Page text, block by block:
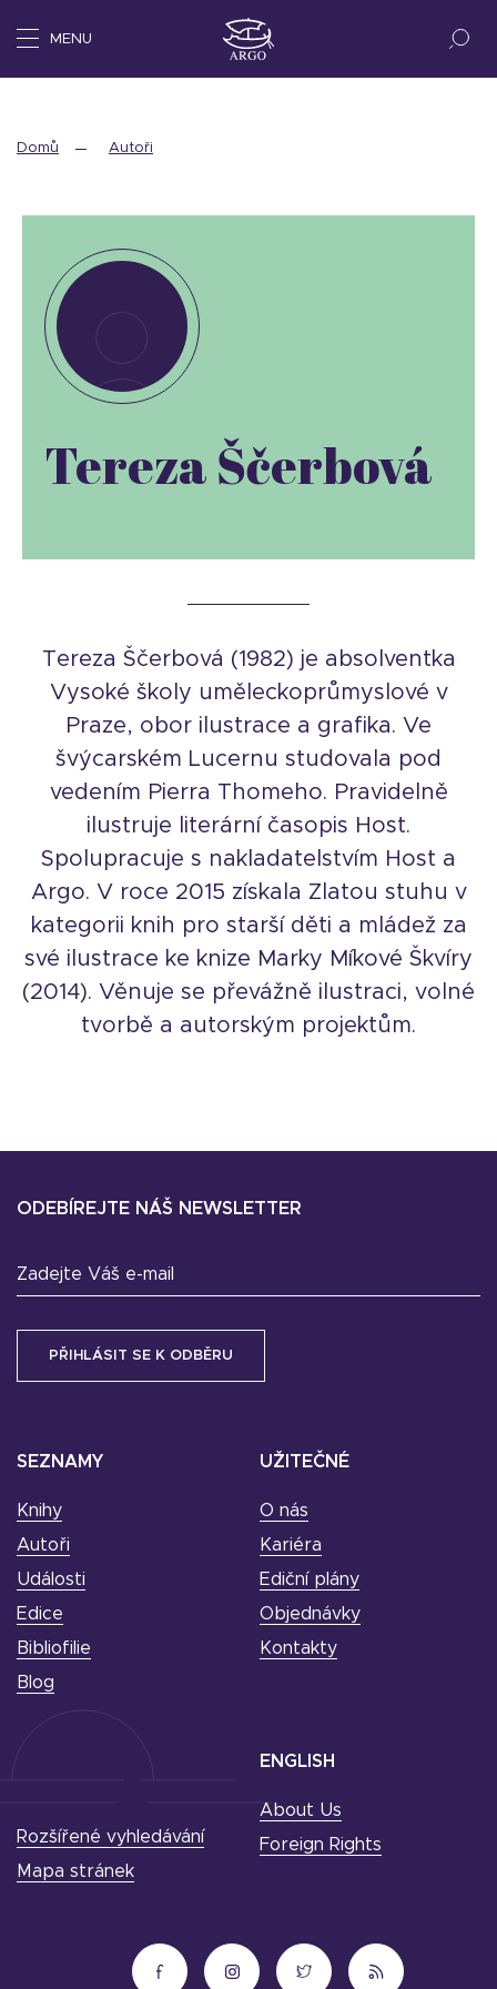
MENU
Domů Autoři
Tereza Ščerbová
Tereza Ščerbová (1982) je absolventka
Vysoké školy uměleckoprůmyslové v
Praze, obor ilustrace a grafika. Ve
švýcarském Lucernu studovala pod
vedením Pierra Thomeho. Pravidelně
ilustruje literární časopis Host.
Spolupracuje s nakladatelstvím Host a
Argo. V roce 2015 získala Zlatou stuhu v
kategorii knih pro starší děti a mládež za
své ilustrace ke knize Marky Míkové Škvíry
(2014). Věnuje se převážně ilustraci, volné
tvorbě a autorským projektům.
SEZNAMY
Knihy
Autoři
Události
Edice
Bibliofilie
Blog
UŽITEČNÉ
O nás
Kariéra
Ediční plány
Objednávky
Kontakty
ODEBÍREJTE NÁŠ NEWSLETTER
Zadejte Váš e-mail
ENGLISH
About Us
Foreign Rights
Rozšířené vyhledávání
Mapa stránek